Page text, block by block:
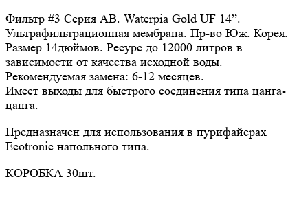
Фильтр #3 Серия AB. Waterpia Gold UF 14”.
Ультрафильтрационная мембрана. Пр-во Юж. Корея.
Размер 14дюймов. Ресурс до 12000 литров в
зависимости от качества исходной воды.
Рекомендуемая замена: 6-12 месяцев.
Имеет выходы для быстрого соединения типа цанга-
цанга.
Предназначен для использования в пурифайерах
Ecotronic напольного типа.
КОРОБКА 30шт.